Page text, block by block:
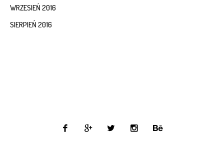
WRZESIEŃ 2016
SIERPIEŃ 2016